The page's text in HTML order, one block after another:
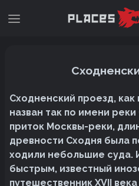
Сходненский проезд,
назван так по имени
приток Москвы-реки,
древности Сходня была
ходили небольшие суда.
быстрым, известный
путешественник XVII